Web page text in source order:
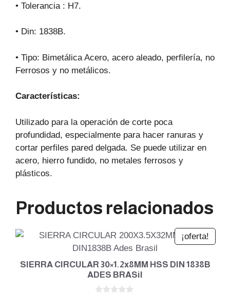
• Tolerancia : H7.
• Din: 1838B.
• Tipo: Bimetálica Acero, acero aleado, perfilería, no
Ferrosos y no metálicos.
Características:
Utilizado para la operación de corte poca
profundidad, especialmente para hacer ranuras y
cortar perfiles pared delgada. Se puede utilizar en
acero, hierro fundido, no metales ferrosos y
plásticos.
Productos relacionados
¡oferta!
SIERRA CIRCULAR 30×1.2x8MM HSS DIN 1838B
ADES BRASil